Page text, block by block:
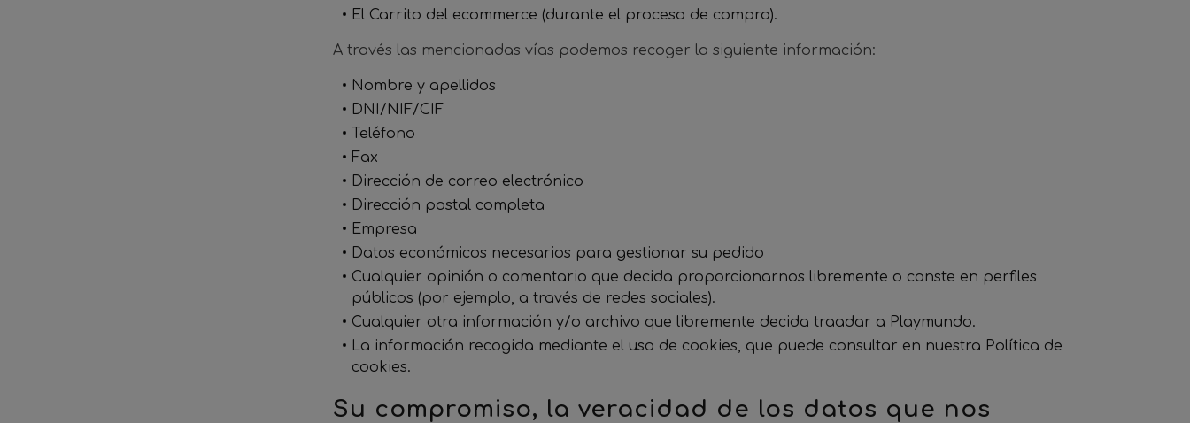
El Carrito del ecommerce (durante el proceso de compra).
A través las mencionadas vías podemos recoger la siguiente información:
Nombre y apellidos
DNI/NIF/CIF
Teléfono
Fax
Dirección de correo electrónico
Dirección postal completa
Empresa
Datos económicos necesarios para gestionar su pedido
Cualquier opinión o comentario que decida proporcionarnos libremente o conste en perfiles
públicos (por ejemplo, a través de redes sociales).
Cualquier otra información y/o archivo que libremente decida traadar a Playmundo.
La información recogida mediante el uso de cookies, que puede consultar en nuestra Política de
cookies.
Su compromiso, la veracidad de los datos que nos